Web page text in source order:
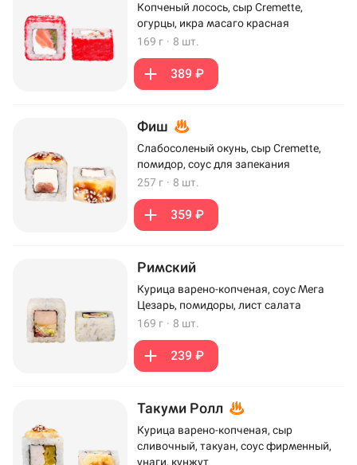
Копченый лосось, сыр Cremette,
огурцы, икра масаго красная
169 г · 8 шт.
389 ₽
Фиш
Слабосоленый окунь, сыр Cremette,
помидор, соус для запекания
257 г · 8 шт.
359 ₽
Римский
Курица варено-копченая, соус Мега
Цезарь, помидоры, лист салата
169 г · 8 шт.
239 ₽
Такуми Ролл
Курица варено-копченая, сыр
сливочный, такуан, соус фирменный,
унаги, кунжут